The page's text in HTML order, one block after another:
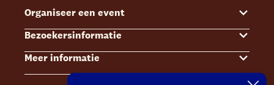
Organiseer een event
Events
Zalenoverzicht
Contact Sales & Events
Bezoekersinformatie
Kaartverkoop
Bereikbaarheid
Meer informatie